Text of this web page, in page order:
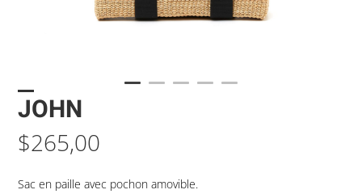
JOHN
$265,00
Sac en paille avec pochon amovible.